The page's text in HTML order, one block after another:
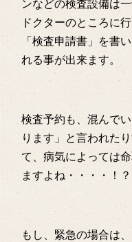
ンなどの検査設備は
ドクターのところに
「検査申請書」を書
れる事が出来ます。
検査予約も、混んで
ります」と言われた
て、病気によっては
ますよね・・・・！？
もし、緊急の場合は